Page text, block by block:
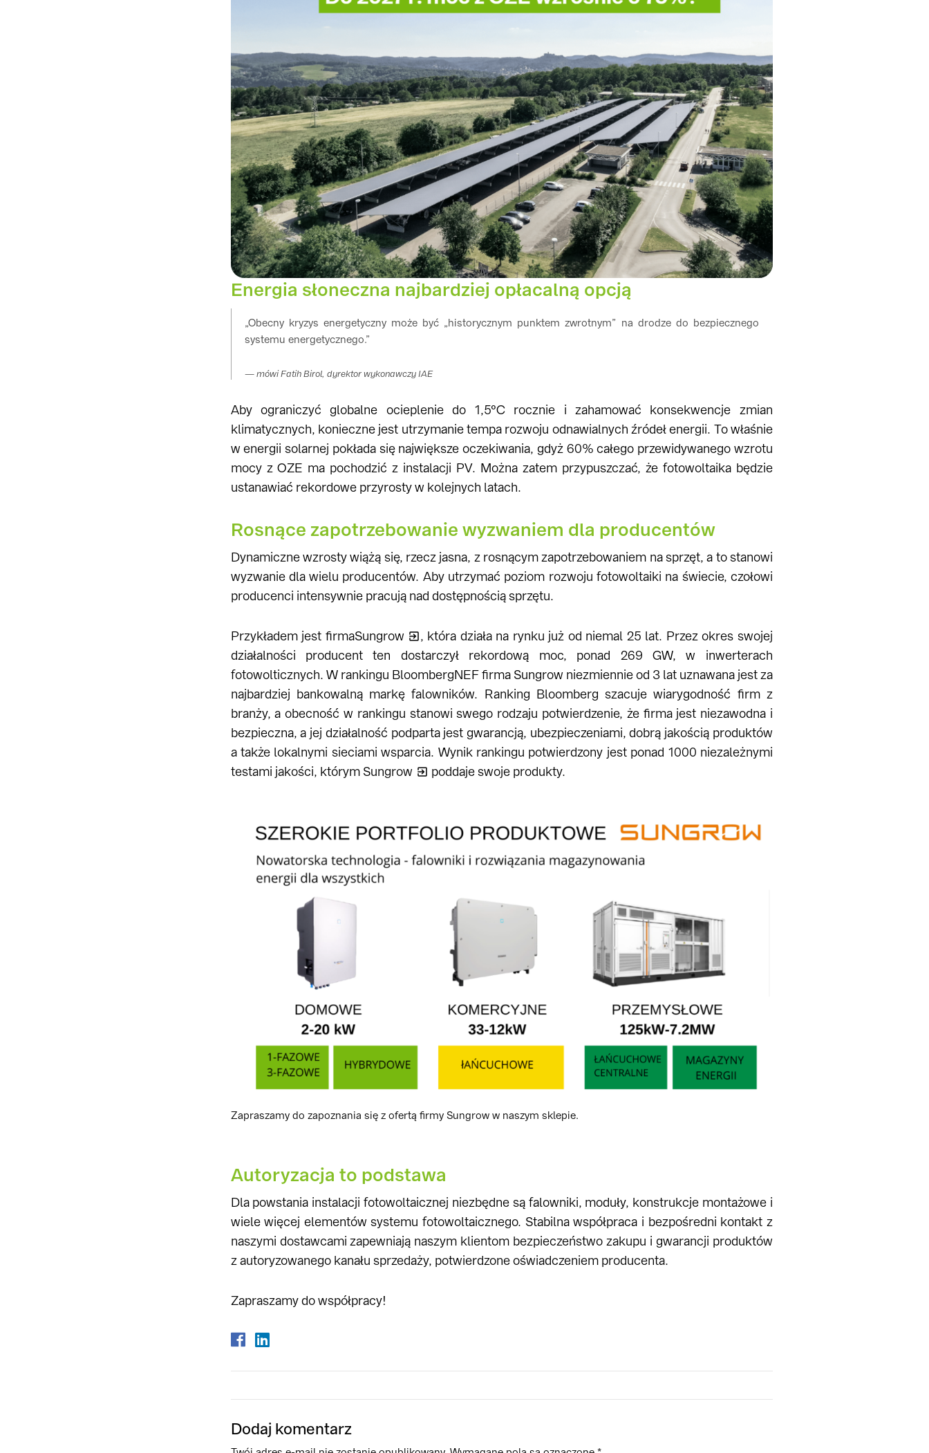
Energia słoneczna najbardziej opłacalną opcją
„Obecny kryzys energetyczny może być „historycznym punktem zwrotnym” na drodze do bezpiecznego
systemu energetycznego.”
mówi Fatih Birol, dyrektor wykonawczy IAE
Aby ograniczyć globalne ocieplenie do 1,5°C rocznie i zahamować konsekwencje zmian
klimatycznych, konieczne jest utrzymanie tempa rozwoju odnawialnych źródeł energii. To właśnie
w energii solarnej pokłada się największe oczekiwania, gdyż 60% całego przewidywanego wzrotu
mocy z OZE ma pochodzić z instalacji PV. Można zatem przypuszczać, że fotowoltaika będzie
ustanawiać rekordowe przyrosty w kolejnych latach.
Rosnące zapotrzebowanie wyzwaniem dla producentów
Dynamiczne wzrosty wiążą się, rzecz jasna, z rosnącym zapotrzebowaniem na sprzęt, a to stanowi
wyzwanie dla wielu producentów. Aby utrzymać poziom rozwoju fotowoltaiki na świecie, czołowi
producenci intensywnie pracują nad dostępnością sprzętu.
Przykładem jest firmaSungrow
, która działa na rynku już od niemal 25 lat. Przez okres swojej
działalności producent ten dostarczył rekordową moc, ponad 269 GW, w inwerterach
fotowolticznych. W rankingu BloombergNEF firma Sungrow niezmiennie od 3 lat uznawana jest za
najbardziej bankowalną markę falowników. Ranking Bloomberg szacuje wiarygodność firm z
branży, a obecność w rankingu stanowi swego rodzaju potwierdzenie, że firma jest niezawodna i
bezpieczna, a jej działalność podparta jest gwarancją, ubezpieczeniami, dobrą jakością produktów
a także lokalnymi sieciami wsparcia. Wynik rankingu potwierdzony jest ponad 1000 niezależnymi
testami jakości, którym Sungrow poddaje swoje produkty.
Zapraszamy do zapoznania się z ofertą firmy Sungrow w naszym sklepie.
Autoryzacja to podstawa
Dla powstania instalacji fotowoltaicznej niezbędne są falowniki, moduły, konstrukcje montażowe i
wiele więcej elementów systemu fotowoltaicznego. Stabilna współpraca i bezpośredni kontakt z
naszymi dostawcami zapewniają naszym klientom bezpieczeństwo zakupu i gwarancji produktów
z autoryzowanego kanału sprzedaży, potwierdzone oświadczeniem producenta.
Zapraszamy do współpracy!
Dodaj komentarz